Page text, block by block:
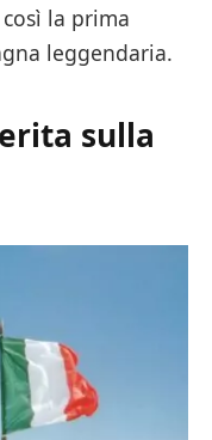
la prima
leggendaria.
sulla